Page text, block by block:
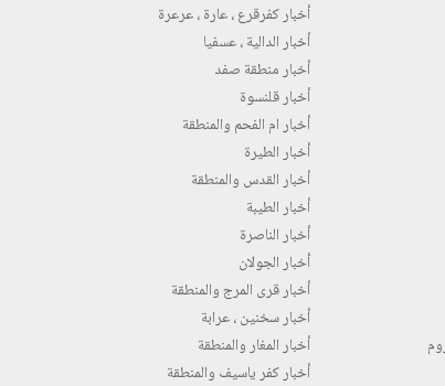
أخبار كفرقرع ، عارة ، عرعرة
أخبار الدالية ، عسفيا
أخبار منطقة صفد
أخبار قلنسوة
أخبار ام الفحم والمنطقة
أخبار الطيرة
أخبار القدس والمنطقة
أخبار الطيبة
أخبار الناصرة
أخبار الجولان
أخبار قرى المرج والمنطقة
أخبار سخنين ، عرابة
أخبار المغار والمنطقة
أخبار كفر ياسيف والمنطقة